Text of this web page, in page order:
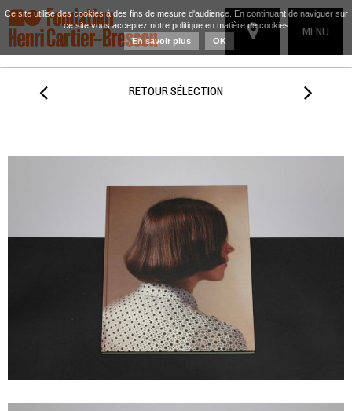
TOGGLE
MENU
 RETOUR SÉLECTION 
Ce site utilise des cookies à des fins de mesure d'audience. En continuant de naviguer sur
ce site vous acceptez notre politique en matière de cookies
En savoir plus
OK